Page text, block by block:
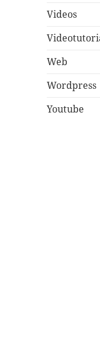
Videos
Web
Wordpress
Youtube